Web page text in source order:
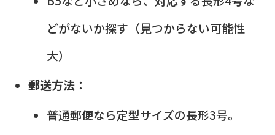
どがないか探す（見つからない可能性
大）
郵送方法：
普通郵便なら定型サイズの長形3号。